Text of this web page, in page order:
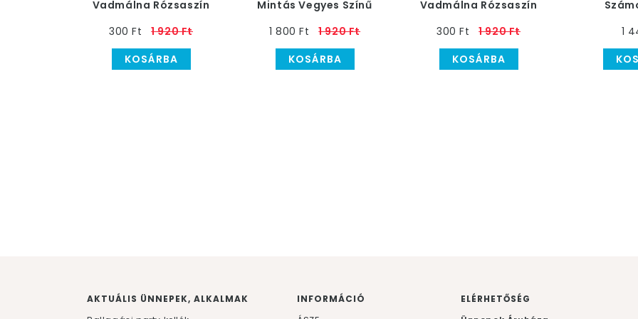
Vadmálna Rózsaszín
300 Ft
1 920 Ft
KOSÁRBA
Mintás Vegyes Színű
1 800 Ft
1 920 Ft
KOSÁRBA
Vadmálna Rózsaszín
300 Ft
1 920 Ft
KOSÁRBA
1
AKTUÁLIS ÜNNEPEK, ALKALMAK
INFORMÁCIÓ
ELÉRHETŐSÉG